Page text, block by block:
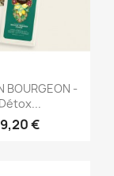
rapide
BOURGEON -
Détox...
9,20 €